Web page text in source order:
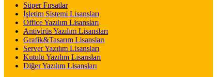
Süper Fırsatlar
İşletim Sistemi Lisansları
Office Yazılım Lisansları
Antivirüs Yazılım Lisansları
Grafik&Tasarım Lisansları
Server Yazılım Lisansları
Kutulu Yazılım Lisansları
Diğer Yazılım Lisansları